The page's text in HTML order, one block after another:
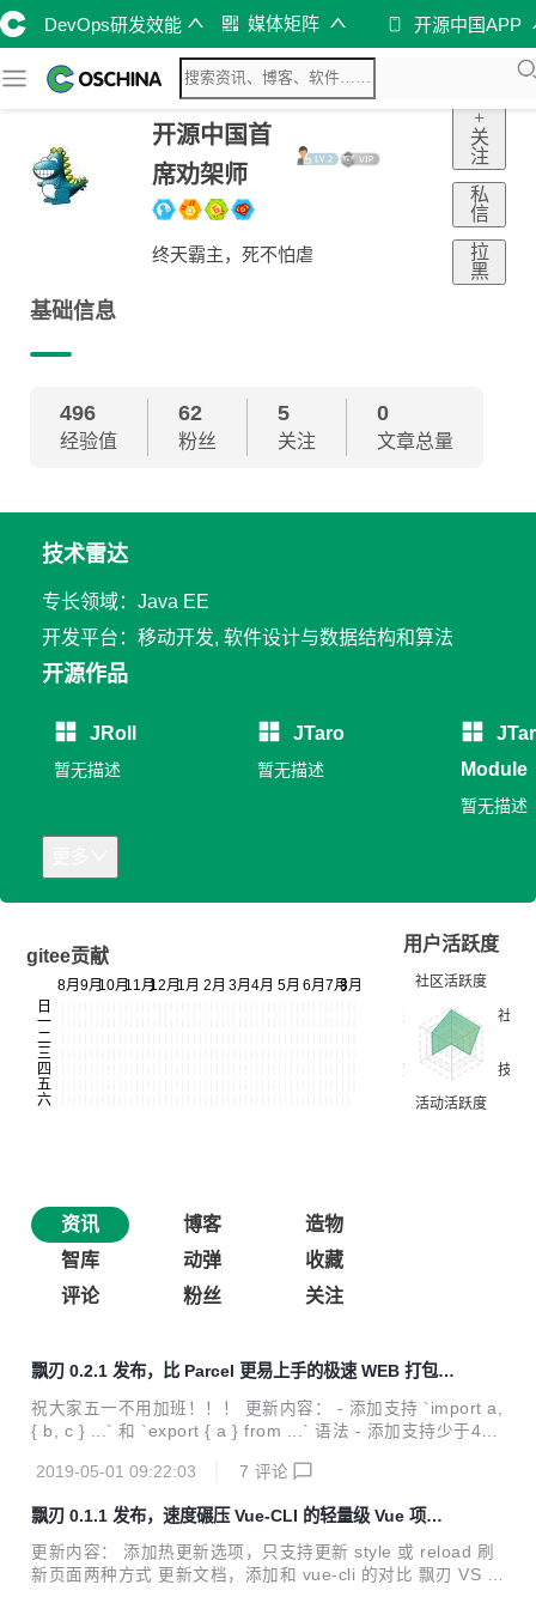
DevOps研发效能 媒体矩阵 开源中国APP
开源中国首
席劝架师
终天霸主，死不怕虐
+
关
注
私
信
拉
黑
基础信息
496
经验值
62
粉丝
5
关注
0
文章总量
技术雷达
专长领域：Java EE
开发平台：移动开发, 软件设计与数据结构和算法
开源作品
JRoll
暂无描述
JTaro
暂无描述
Module
暂无描述
gitee贡献
用户活跃度
资讯 博客
造物
智库
动弹
收藏
评论
粉丝 关注
飘刃 0.2.1 发布，比 Parcel 更易上手的极速 WEB 打包工
具
祝大家五一不用加班！！！ 更新内容： - 添加支持 `import a,
{ b, c } ...` 和 `export { a } from ...` 语法 - 添加支持少于4k
贝到相应的静态文件夹的功能 - 添加 html2VueRender 选
e render 函数 - 解决 sass 使用 `@import` 导入路径问题 -
添加支持 rollup 插件的 `resolveId` 方法 - 优化项目文件结构
飘刃 v0.2.1 是个较...
2019-05-01 09:22:03 7 评论
飘刃 0.1.1 发布，速度碾压 Vue-CLI 的轻量级 Vue 项目
构建工具
更新内容： 添加热更新选项，只支持更新 style 或 reload 刷
新页面两种方式 更新文档，添加和 vue-cli 的对比 飘刃 VS V